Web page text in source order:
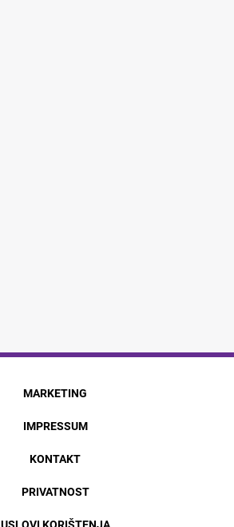
MARKETING
IMPRESSUM
KONTAKT
PRIVATNOST